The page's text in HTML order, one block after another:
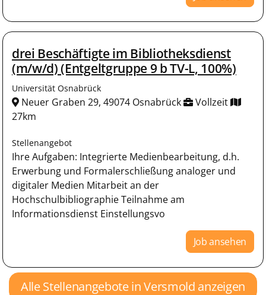
drei Beschäftigte im Bibliotheksdienst
(m/w/d) (Entgeltgruppe 9 b TV-L, 100%)
Universität Osnabrück
Neuer Graben 29, 49074 Osnabrück
Vollzeit
27km
Stellenangebot
Ihre Aufgaben: Integrierte Medienbearbeitung, d.h.
Erwerbung und Formalerschließung analoger und
digitaler Medien Mitarbeit an der
Hochschulbibliographie Teilnahme am
Informationsdienst Einstellungsvo
Job ansehen
Alle Stellenangebote in Versmold anzeigen